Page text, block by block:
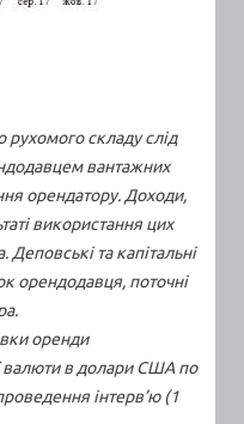
складу слід
вантажних
орендатору. Доходи,
використання цих
Деповські та капітальні
орендодавця, поточні
оренди
валюти в долари США по
інтерв’ю (1